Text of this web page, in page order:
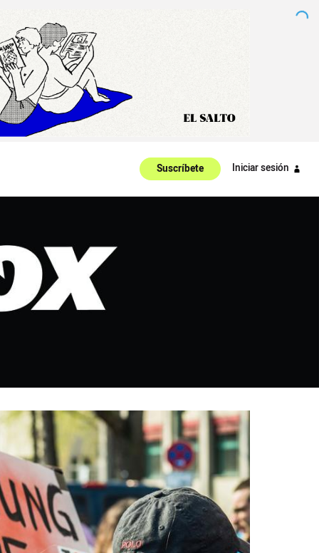
Suscríbete Iniciar sesión